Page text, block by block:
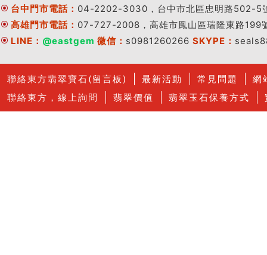
台中門市電話： 04-2202-3030，台中市北區忠明路502-5
高雄門市電話： 07-727-2008，高雄市鳳山區瑞隆東路199
LINE： @eastgem 微信： s0981260266 SKYPE：
聯絡東方翡翠寶石(留言板) 最新活動 常見問題
網
聯絡東方，線上詢問
翡翠價值 翡翠玉石保養方式